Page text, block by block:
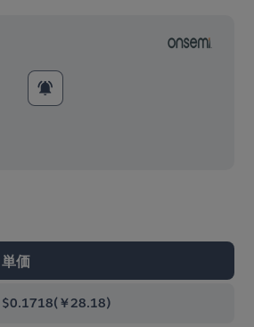
単価
$0.1718(￥28.18)